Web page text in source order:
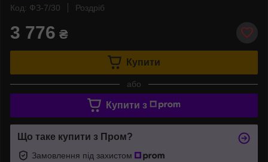
Код: ФЗ-7/30
Роздріб
3 776 ₴
Купити
або
Купити з
Що таке купити з Пром?
Замовлення під захистом